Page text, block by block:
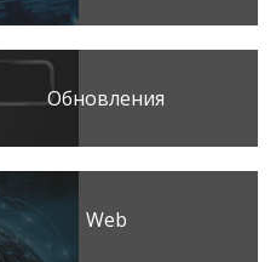
Обновления
Web